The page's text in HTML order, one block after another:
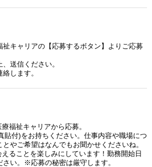
祉キャリアの【応募するボタン】よりご応募
送信ください。
します。
福祉キャリアから応募。
貼付)をお持ちください。仕事内容や職場につ
やご希望はなんでもお聞かせくださいね。
えることを楽しみにしています！勤務開始日
さい。※応募の秘密は厳守します。